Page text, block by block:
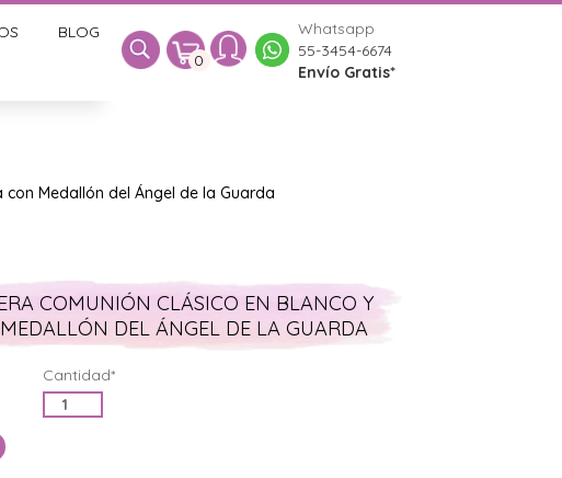
BLOG
0
Whatsapp
55-3454-6674
Envío Gratis*
Medallón del Ángel de la Guarda
COMUNIÓN CLÁSICO EN BLANCO Y
DEL ÁNGEL DE LA GUARDA
Cantidad*